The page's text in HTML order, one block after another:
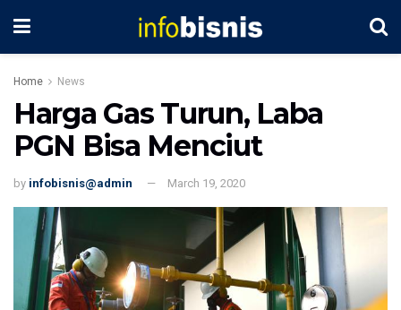
Home News
Harga Gas Turun, Laba
PGN Bisa Menciut
by infobisnis@admin March 19, 2020